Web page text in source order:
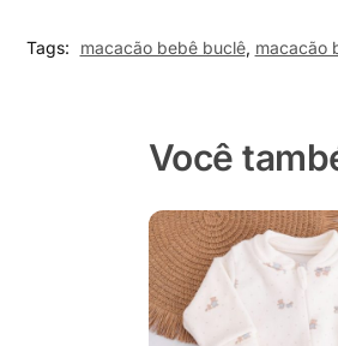
Tags:
macacão bebê buclê, macacão
Você